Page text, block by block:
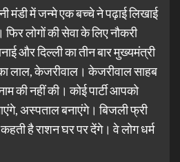
मंडी में जन्मे एक बच्चे ने पढ़ाई लिखाई
लोगों की सेवा के लिए नौकरी
और दिल्ली का तीन बार मुख्यमंत्री
लाल, केजरीवाल। केजरीवाल साहब
की नहीं की। कोई पार्टी आपको
अस्पताल बनाएंगे। बिजली फ्री
कहती है राशन घर पर देंगे। वे लोग धर्म